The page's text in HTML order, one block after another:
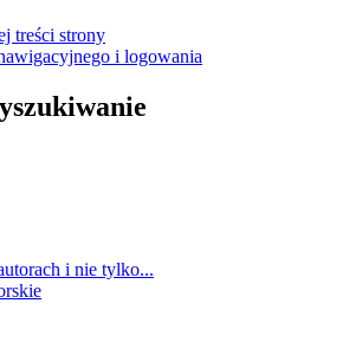
treści strony
i logowania